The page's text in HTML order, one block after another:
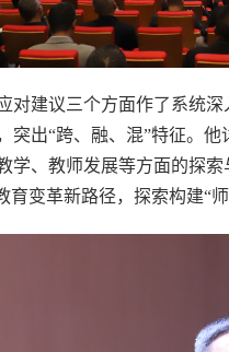
对建议三个方面作了系统
出“跨、融、混”特征。
、教师发展等方面的探
变革新路径，探索构建“